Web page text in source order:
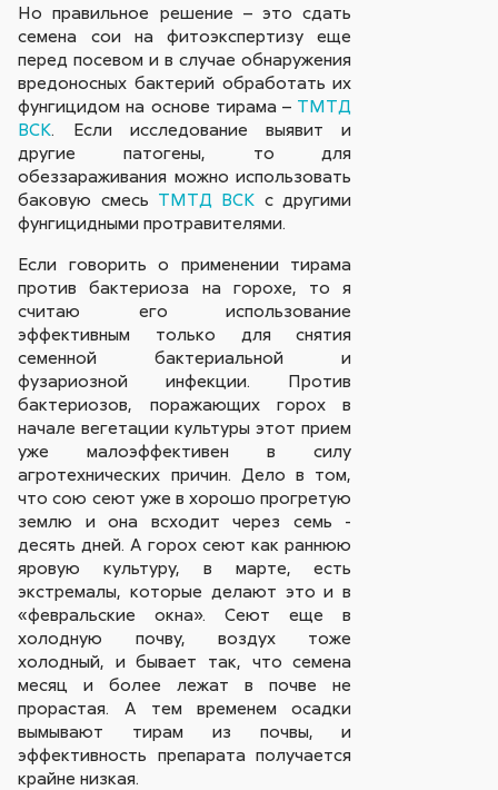
Но правильное решение – это сдать
семена сои на фитоэкспертизу еще
перед посевом и в случае обнаружения
вредоносных бактерий обработать их
фунгицидом на основе тирама – ТМТД
ВСК. Если исследование выявит и
другие патогены, то для
обеззараживания можно использовать
баковую смесь ТМТД ВСК с другими
фунгицидными протравителями.
Если говорить о применении тирама
против бактериоза на горохе, то я
считаю его использование
эффективным только для снятия
семенной бактериальной и
фузариозной инфекции. Против
бактериозов, поражающих горох в
начале вегетации культуры этот прием
уже малоэффективен в силу
агротехнических причин. Дело в том,
что сою сеют уже в хорошо прогретую
землю и она всходит через семь -
десять дней. А горох сеют как раннюю
яровую культуру, в марте, есть
экстремалы, которые делают это и в
«февральские окна». Сеют еще в
холодную почву, воздух тоже
холодный, и бывает так, что семена
месяц и более лежат в почве не
прорастая. А тем временем осадки
вымывают тирам из почвы, и
эффективность препарата получается
крайне низкая.